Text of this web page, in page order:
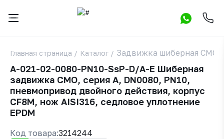
Главная страница / Каталог / Задвижка шиберная СМО
A-021-02-0080-PN10-SsP-D/A-E Шиберная
задвижка СМО, серия А, DN0080, РN10,
пневмопривод двойного действия, корпус
CF8M, нож AISI316, седловое уплотнение
EPDM
Код товара:3214244